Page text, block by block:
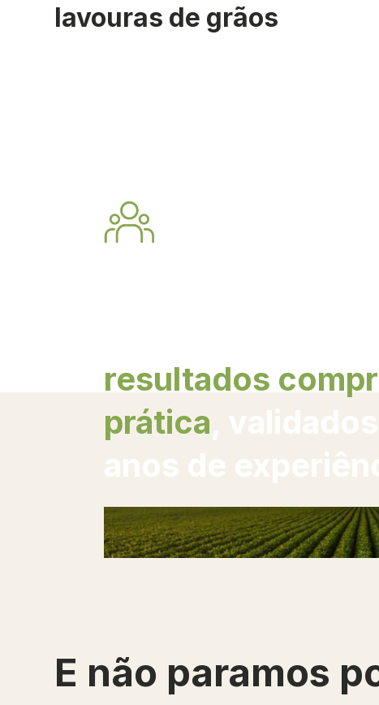
lavouras de grãos
resultados
prática
E não paramos